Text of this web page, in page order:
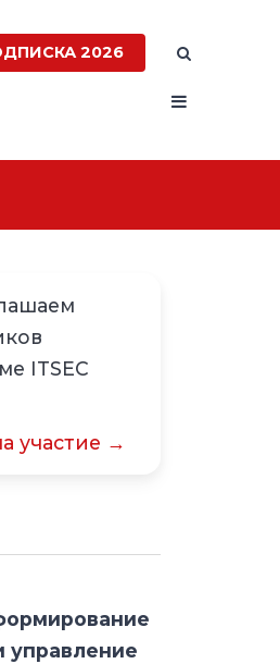
2026
ITSEC
участие →
управление